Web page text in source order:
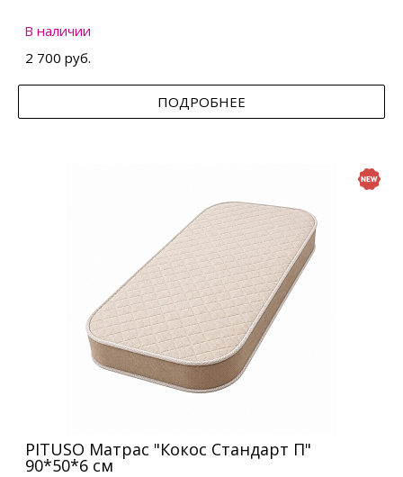
В наличии
2 700 руб.
ПОДРОБНЕЕ
PITUSO Матрас "Кокос Стандарт П"
90*50*6 см